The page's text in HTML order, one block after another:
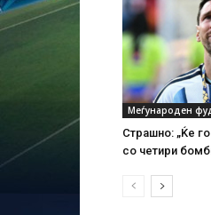
Меѓународен
Страшно: „Ќе
со четири